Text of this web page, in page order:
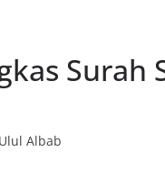
Surah
Albab